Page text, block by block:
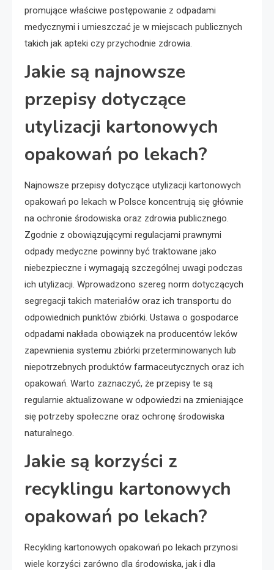
promujące właściwe postępowanie z odpadami
medycznymi i umieszczać je w miejscach publicznych
takich jak apteki czy przychodnie zdrowia.
Jakie są najnowsze
przepisy dotyczące
utylizacji kartonowych
opakowań po lekach?
Najnowsze przepisy dotyczące utylizacji kartonowych
opakowań po lekach w Polsce koncentrują się głównie
na ochronie środowiska oraz zdrowia publicznego.
Zgodnie z obowiązującymi regulacjami prawnymi
odpady medyczne powinny być traktowane jako
niebezpieczne i wymagają szczególnej uwagi podczas
ich utylizacji. Wprowadzono szereg norm dotyczących
segregacji takich materiałów oraz ich transportu do
odpowiednich punktów zbiórki. Ustawa o gospodarce
odpadami nakłada obowiązek na producentów leków
zapewnienia systemu zbiórki przeterminowanych lub
niepotrzebnych produktów farmaceutycznych oraz ich
opakowań. Warto zaznaczyć, że przepisy te są
regularnie aktualizowane w odpowiedzi na zmieniające
się potrzeby społeczne oraz ochronę środowiska
naturalnego.
Jakie są korzyści z
recyklingu kartonowych
opakowań po lekach?
Recykling kartonowych opakowań po lekach przynosi
wiele korzyści zarówno dla środowiska, jak i dla